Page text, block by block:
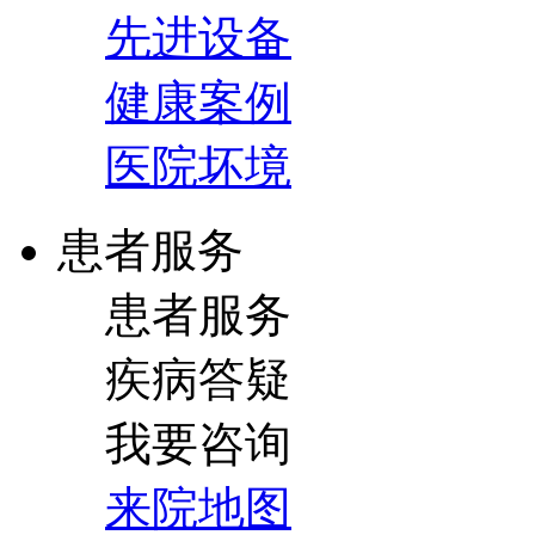
先进设备
健康案例
医院坏境
患者服务
患者服务
疾病答疑
我要咨询
来院地图